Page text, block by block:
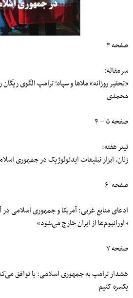
صفحه ۳
سرمقاله:
«تحقیر روزانه» ملاها و سپاه؛ ترامپ الگوی
محمدی
صفحه ۵ – ۴
تیتر هفته:
زنان، ابزار تبلیغات ایدئولوژیک در جمهوری
صفحه ۶
ادعای منابع غربی: آمریکا و جمهوری اسلامی در
«اورانیوم‌ها از ایران خارج می‌شود»
صفحه ۷
هشدار ترامپ به جمهوری اسلامی: یا توافق
یکسره کنیم